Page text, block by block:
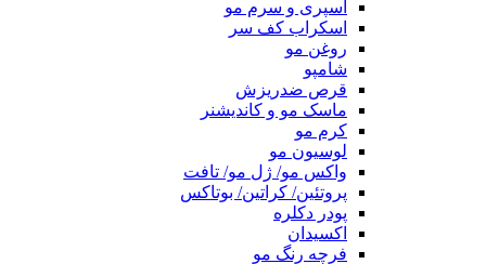
اسپری و سرم مو
اسکراب کف سر
روغن مو
شامپو
قرص ضدریزش
ماسک مو و کاندیشنر
کرم مو
لوسیون مو
واکس مو/ ژل مو/ تافت
پروتئین/ کراتین/ بوتاکس
پودر دکلره
اکسیدان
فرچه رنگ مو